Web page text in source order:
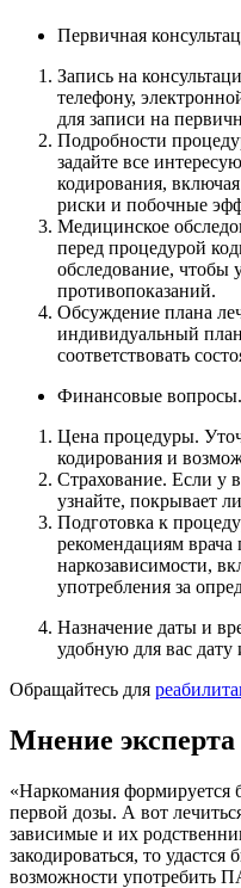
Первичная
Запись на
телефону,
для записи на
Подробности
задайте все
кодирования,
риски и побочные
Медицинское
перед процедурой
обследование, чтобы
противопоказаний.
Обсуждение плана
индивидуальный
соответствовать
Финансовые вопросы.
Цена процедуры.
кодирования и
Страхование. Если у
узнайте, покрывает
Подготовка к
рекомендациям
наркозависимости,
употребления за
Назначение даты и
удобную для вас
Обращайтесь для
Мнение эксперта
«Наркомания формируется
первой дозы. А вот
зависимые и их
закодироваться, то
возможности употребить